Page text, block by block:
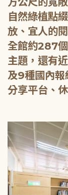
自然綠植點
放、宜人的
全館約287
主題，還有
及9種國內報